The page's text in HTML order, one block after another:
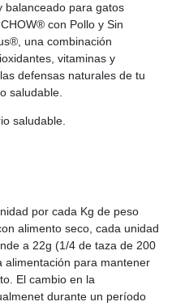
balanceado para gatos
con Pollo y Sin
una combinación
vitaminas y
defensas naturales de tu
saludable.
saludable.
por cada Kg de peso
alimento seco, cada unidad
a 22g (1/4 de taza de 200
alimentación para mantener
El cambio en la
durante un período